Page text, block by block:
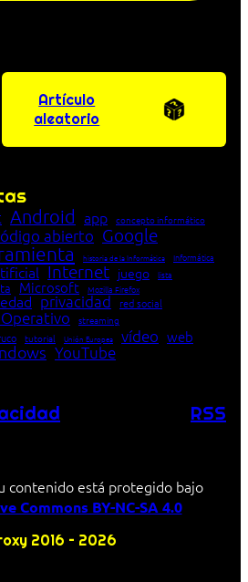
Artículo
aleatorio
Android app concepto informático
abierto Google
historia de la Informática Informática
Internet juego lista
Microsoft Mozilla Firefox
privacidad red social
streaming
tutorial Unión Europea vídeo web
YouTube
RSS
contenido está protegido bajo
Commons BY-NC-SA 4.0
2016 – 2026